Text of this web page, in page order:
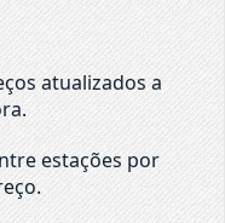
atualizados a
estações por